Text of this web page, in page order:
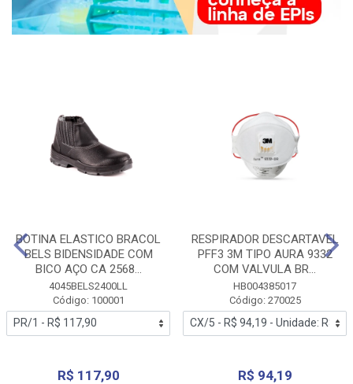
BOTINA ELASTICO BRACOL
BELS BIDENSIDADE COM
BICO AÇO CA 2568...
4045BELS2400LL
Código: 100001
R$ 117,90
RESPIRADOR DESCARTAVEL
PFF3 3M TIPO AURA 9332
COM VALVULA BR...
HB004385017
Código: 270025
R$ 94,19